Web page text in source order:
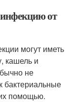
от
могут иметь
кашель и
не
бактериальные
помощью.